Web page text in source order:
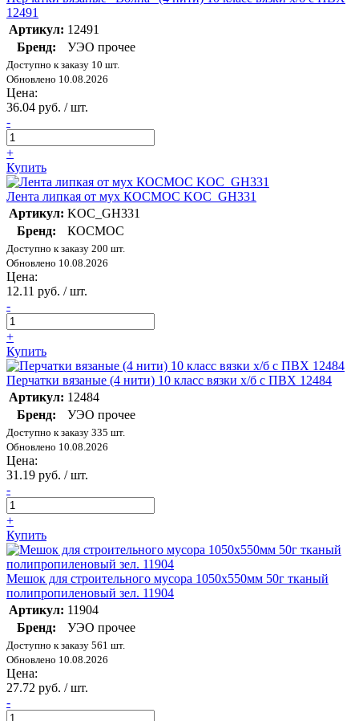
12491
Артикул: 12491
Бренд:
УЭО прочее
Доступно к заказу 10 шт.
Обновлено 10.08.2026
Цена:
36.04 руб. / шт.
-
+
Купить
Лента липкая от мух КОСМОС KOC_GH331
Артикул: KOC_GH331
Бренд:
КОСМОС
Доступно к заказу 200 шт.
Обновлено 10.08.2026
Цена:
12.11 руб. / шт.
-
+
Купить
Перчатки вязаные (4 нити) 10 класс вязки х/б с ПВХ 12484
Артикул: 12484
Бренд:
УЭО прочее
Доступно к заказу 335 шт.
Обновлено 10.08.2026
Цена:
31.19 руб. / шт.
-
+
Купить
Мешок для строительного мусора 1050х550мм 50г тканый
полипропиленовый зел. 11904
Артикул: 11904
Бренд:
УЭО прочее
Доступно к заказу 561 шт.
Обновлено 10.08.2026
Цена:
27.72 руб. / шт.
-